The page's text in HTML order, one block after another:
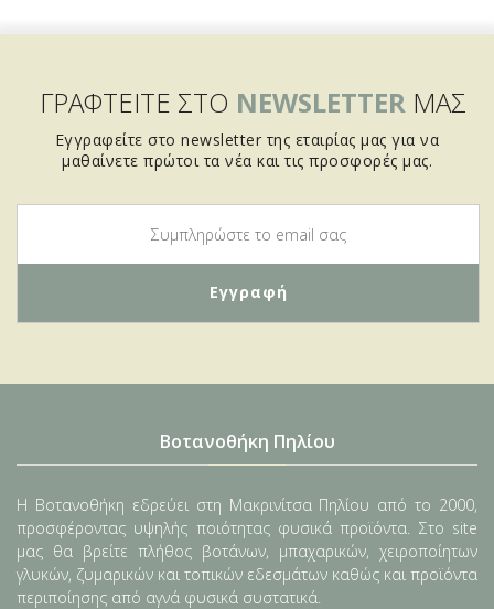
ΓΡΑΦΤΕΙΤΕ ΣΤΟ NEWSLETTER ΜΑΣ
Εγγραφείτε στο newsletter της εταιρίας μας για να
μαθαίνετε πρώτοι τα νέα και τις προσφορές μας.
Βοτανοθήκη Πηλίου
Η Βοτανοθήκη εδρεύει στη Μακρινίτσα Πηλίου από το 2000,
προσφέροντας υψηλής ποιότητας φυσικά προϊόντα. Στο site
μας θα βρείτε πλήθος βοτάνων, μπαχαρικών, χειροποίητων
γλυκών, ζυμαρικών και τοπικών εδεσμάτων καθώς και προϊόντα
περιποίησης από αγνά φυσικά συστατικά.